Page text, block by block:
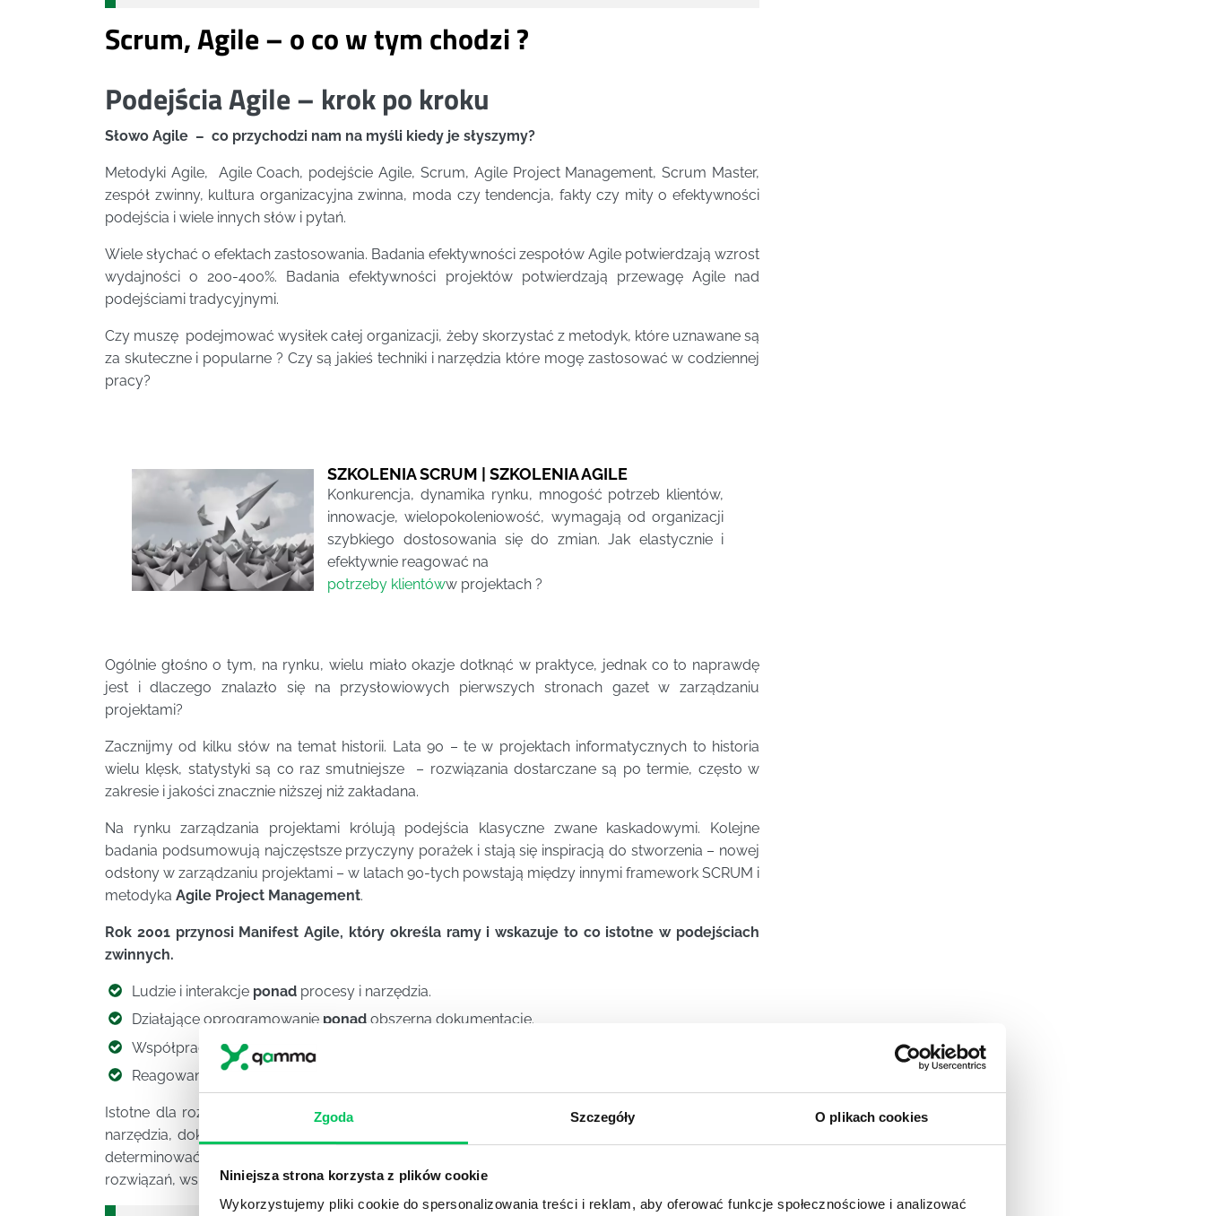
Zgoda Szczegóły O plikach cookies
Niniejsza strona korzysta z plików cookie
Wykorzystujemy pliki cookie do spersonalizowania treści i reklam, aby oferować funkcje społecznościowe i analizować
Scrum, Agile – o co w tym chodzi ?
Podejścia Agile – krok po kroku
Słowo Agile – co przychodzi nam na myśli kiedy je słyszymy?
Metodyki Agile, Agile Coach, podejście Agile, Scrum, Agile Project Management, Scrum Master,
zespół zwinny, kultura organizacyjna zwinna, moda czy tendencja, fakty czy mity o efektywności
podejścia i wiele innych słów i pytań.
Wiele słychać o efektach zastosowania. Badania efektywności zespołów Agile potwierdzają wzrost
wydajności o 200-400%. Badania efektywności projektów potwierdzają przewagę Agile nad
podejściami tradycyjnymi.
Czy muszę podejmować wysiłek całej organizacji, żeby skorzystać z metodyk, które uznawane są
za skuteczne i popularne ? Czy są jakieś techniki i narzędzia które mogę zastosować w codziennej
pracy?
SZKOLENIA SCRUM | SZKOLENIA AGILE
Konkurencja, dynamika rynku, mnogość potrzeb klientów,
innowacje, wielopokoleniowość, wymagają od organizacji
szybkiego dostosowania się do zmian. Jak elastycznie i
efektywnie reagować na
potrzeby klientóww projektach ?
Ogólnie głośno o tym, na rynku, wielu miało okazje dotknąć w praktyce, jednak co to naprawdę
jest i dlaczego znalazło się na przysłowiowych pierwszych stronach gazet w zarządzaniu
projektami?
Zacznijmy od kilku słów na temat historii. Lata 90 – te w projektach informatycznych to historia
wielu klęsk, statystyki są co raz smutniejsze – rozwiązania dostarczane są po termie, często w
zakresie i jakości znacznie niższej niż zakładana.
Na rynku zarządzania projektami królują podejścia klasyczne zwane kaskadowymi. Kolejne
badania podsumowują najczęstsze przyczyny porażek i stają się inspiracją do stworzenia – nowej
odsłony w zarządzaniu projektami – w latach 90-tych powstają między innymi framework SCRUM i
metodyka Agile Project Management.
Rok 2001 przynosi Manifest Agile, który określa ramy i wskazuje to co istotne w podejściach
zwinnych.
Ludzie i interakcje ponad procesy i narzędzia.
Działające oprogramowanie ponad obszerną dokumentację.
Współpraca z klientem
Reagowanie na zmiany
Istotne dla rozumienia Agile jest zrozumienie konstrukcji Manifestu. W podejściu Agile procesy i
narzędzia, dokumentacja, formalne ustalenia oraz podążanie za planem powinno wspierać, a nie
determinować czy ograniczać tworzenie efektu synergii zespołów, dostarczanie działających
rozwiązań, współpracę z klientem i reagowanie na zmiany.